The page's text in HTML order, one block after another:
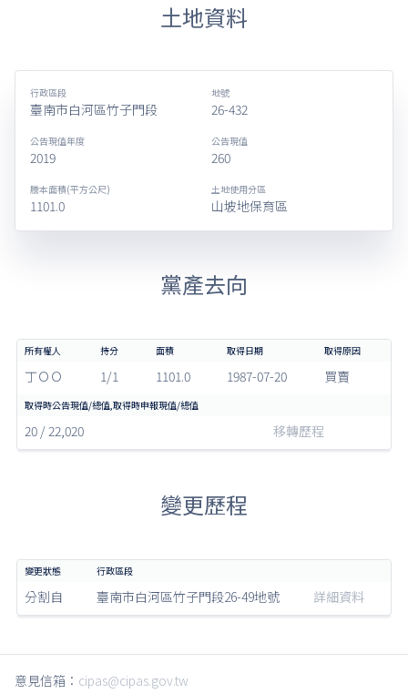
土地資料
行政區段
臺南市白河區竹子門段
地號
26-432
公告現值年度
2019
公告現值
260
謄本面積(平方公尺)
1101.0
土地使用分區
山坡地保育區
黨產去向
丁ＯＯ 1/1 1101.0 1987-07-20 買賣
20 / 22,020 移轉歷程
變更歷程
分割自 臺南市白河區竹子門段26-49地號 詳細資料
意見信箱： cipas@cipas.gov.tw